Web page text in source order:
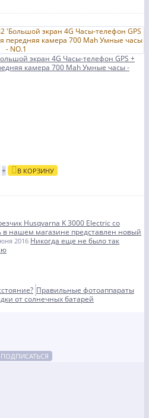
экран 4G Часы-телефон GPS +
камера 700 Mah Умные часы -
+ В КОРЗИНУ
Husqvarna K 3000 Electric со
в нашем магазине представлен новый
2016 Никогда еще не было так
Правильные фотоаппараты
от солнечных батарей
ПОДПИСАТЬСЯ